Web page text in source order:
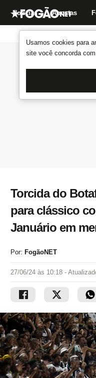
Usamos cookies para
site você concorda
Notícias Apostas
Torcida do
para clássico
Januário em
Por: FogãoNET
27/06/24 às 10:18 -